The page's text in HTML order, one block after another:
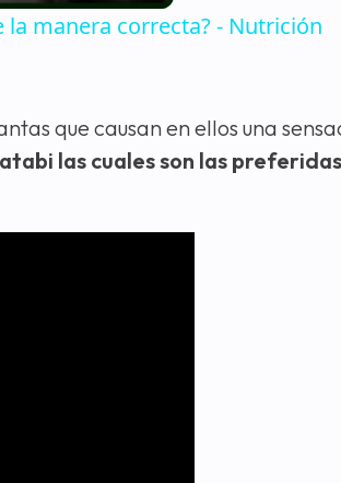
la manera correcta? - Nutrición
que causan en ellos una
las cuales son las